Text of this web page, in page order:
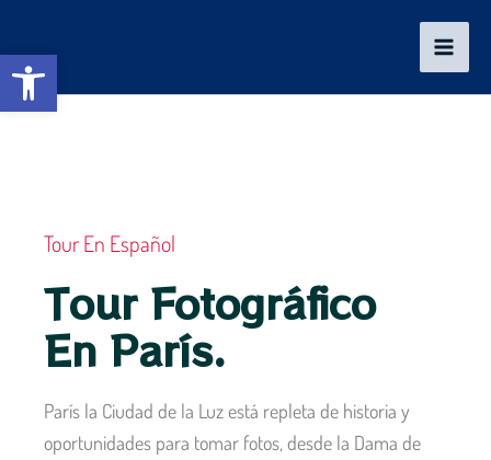
Abrir barra de herramientas
contenido
Tour En Español
Tour Fotográfico
En París.
París la Ciudad de la Luz está repleta de historia y
oportunidades para tomar fotos, desde la Dama de